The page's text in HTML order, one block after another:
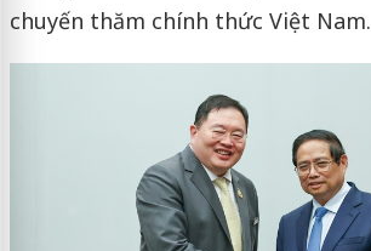
chuyến thăm chính thức Việt Nam.